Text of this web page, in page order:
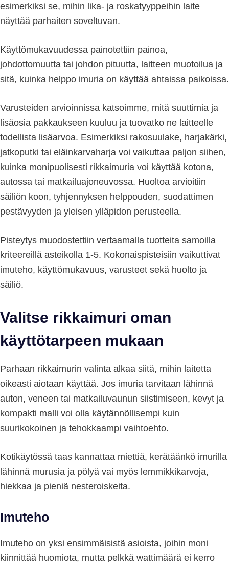
esimerkiksi se, mihin lika- ja roskatyyppeihin laite
näyttää parhaiten soveltuvan.
Käyttömukavuudessa painotettiin painoa,
johdottomuutta tai johdon pituutta, laitteen muotoilua ja
sitä, kuinka helppo imuria on käyttää ahtaissa paikoissa.
Varusteiden arvioinnissa katsoimme, mitä suuttimia ja
lisäosia pakkaukseen kuuluu ja tuovatko ne laitteelle
todellista lisäarvoa. Esimerkiksi rakosuulake, harjakärki,
jatkoputki tai eläinkarvaharja voi vaikuttaa paljon siihen,
kuinka monipuolisesti rikkaimuria voi käyttää kotona,
autossa tai matkailuajoneuvossa. Huoltoa arvioitiin
säiliön koon, tyhjennyksen helppouden, suodattimen
pestävyyden ja yleisen ylläpidon perusteella.
Pisteytys muodostettiin vertaamalla tuotteita samoilla
kriteereillä asteikolla 1-5. Kokonaispisteisiin vaikuttivat
imuteho, käyttömukavuus, varusteet sekä huolto ja
säiliö.
Valitse rikkaimuri oman
käyttötarpeen mukaan
Parhaan rikkaimurin valinta alkaa siitä, mihin laitetta
oikeasti aiotaan käyttää. Jos imuria tarvitaan lähinnä
auton, veneen tai matkailuvaunun siistimiseen, kevyt ja
kompakti malli voi olla käytännöllisempi kuin
suurikokoinen ja tehokkaampi vaihtoehto.
Kotikäytössä taas kannattaa miettiä, kerätäänkö imurilla
lähinnä murusia ja pölyä vai myös lemmikkikarvoja,
hiekkaa ja pieniä nesteroiskeita.
Imuteho
Imuteho on yksi ensimmäisistä asioista, joihin moni
kiinnittää huomiota, mutta pelkkä wattimäärä ei kerro